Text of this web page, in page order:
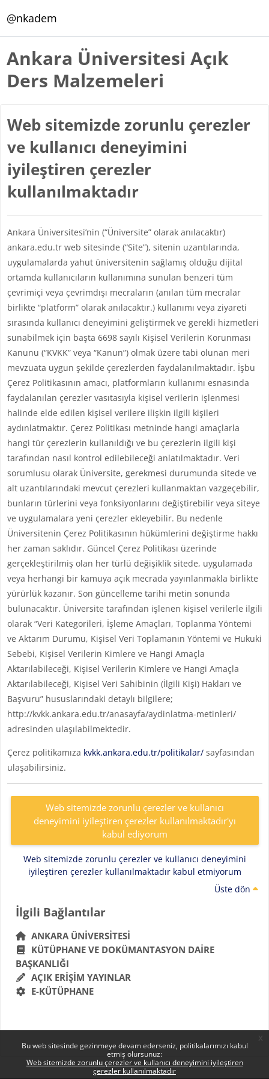
Bu web sitesinde gezinmeye devam ederseniz, politikalarımızı kabul
etmiş olursunuz:
Web sitemizde zorunlu çerezler ve kullanıcı deneyimini iyileştiren
çerezler kullanılmaktadır
@nkadem
Ankara Üniversitesi Açık
Ders Malzemeleri
Web sitemizde zorunlu çerezler
ve kullanıcı deneyimini
iyileştiren çerezler
kullanılmaktadır
Ankara Üniversitesi’nin (“Üniversite” olarak anılacaktır)
ankara.edu.tr web sitesinde (“Site”), sitenin uzantılarında,
uygulamalarda yahut üniversitenin sağlamış olduğu dijital
ortamda kullanıcıların kullanımına sunulan benzeri tüm
çevrimiçi veya çevrimdışı mecraların (anılan tüm mecralar
birlikte “platform” olarak anılacaktır.) kullanımı veya ziyareti
sırasında kullanıcı deneyimini geliştirmek ve gerekli hizmetleri
sunabilmek için başta 6698 sayılı Kişisel Verilerin Korunması
Kanunu (“KVKK” veya “Kanun”) olmak üzere tabi olunan meri
mevzuata uygun şekilde çerezlerden faydalanılmaktadır. İşbu
Çerez Politikasının amacı, platformların kullanımı esnasında
faydalanılan çerezler vasıtasıyla kişisel verilerin işlenmesi
halinde elde edilen kişisel verilere ilişkin ilgili kişileri
aydınlatmaktır. Çerez Politikası metninde hangi amaçlarla
hangi tür çerezlerin kullanıldığı ve bu çerezlerin ilgili kişi
tarafından nasıl kontrol edilebileceği anlatılmaktadır. Veri
sorumlusu olarak Üniversite, gerekmesi durumunda sitede ve
alt uzantılarındaki mevcut çerezleri kullanmaktan vazgeçebilir,
bunların türlerini veya fonksiyonlarını değiştirebilir veya siteye
ve uygulamalara yeni çerezler ekleyebilir. Bu nedenle
Üniversitenin Çerez Politikasının hükümlerini değiştirme hakkı
her zaman saklıdır. Güncel Çerez Politikası üzerinde
gerçekleştirilmiş olan her türlü değişiklik sitede, uygulamada
veya herhangi bir kamuya açık mecrada yayınlanmakla birlikte
yürürlük kazanır. Son güncelleme tarihi metin sonunda
bulunacaktır. Üniversite tarafından işlenen kişisel verilerle ilgili
olarak “Veri Kategorileri, İşleme Amaçları, Toplanma Yöntemi
ve Aktarım Durumu, Kişisel Veri Toplamanın Yöntemi ve Hukuki
Sebebi, Kişisel Verilerin Kimlere ve Hangi Amaçla
Aktarılabileceği, Kişisel Verilerin Kimlere ve Hangi Amaçla
Aktarılabileceği, Kişisel Veri Sahibinin (İlgili Kişi) Hakları ve
Başvuru” hususlarındaki detaylı bilgilere;
http://kvkk.ankara.edu.tr/anasayfa/aydinlatma-metinleri/
adresinden ulaşılabilmektedir.
Çerez politikamıza kvkk.ankara.edu.tr/politikalar/sayfasından
ulaşabilirsiniz.
Web sitemizde zorunlu çerezler ve kullanıcı
deneyimini iyileştiren çerezler kullanılmaktadır'yı
kabul ediyorum
Web sitemizde zorunlu çerezler ve kullanıcı deneyimini
iyileştiren çerezler kullanılmaktadır kabul etmiyorum
Üste dön
Bloklar
İlgili Bağlantılar 'yı atla
İlgili Bağlantılar
ANKARA ÜNIVERSITESI
KÜTÜPHANE VE DOKÜMANTASYON DAIRE
BAŞKANLIĞI
AÇIK ERIŞIM YAYINLAR
E-KÜTÜPHANE